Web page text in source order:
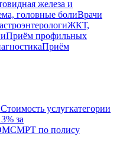
железа и
головные болиВрачи
ЖКТ,
Приём профильных
Приём
Стоимость услугкатегории
за
МРТ по полису